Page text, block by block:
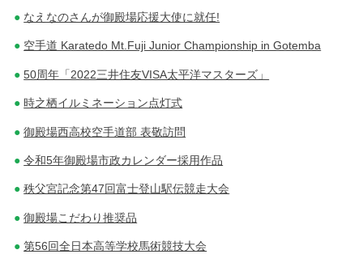
なえなのさんが御殿場応援大使に就任!
空手道 Karatedo Mt.Fuji Junior Championship in Gotemba
50周年「2022三井住友VISA太平洋マスターズ」
時之栖イルミネーション点灯式
御殿場西高校空手道部 表敬訪問
令和5年御殿場市政カレンダー採用作品
秩父宮記念第47回富士登山駅伝競走大会
御殿場こだわり推奨品
第56回全日本高等学校馬術競技大会